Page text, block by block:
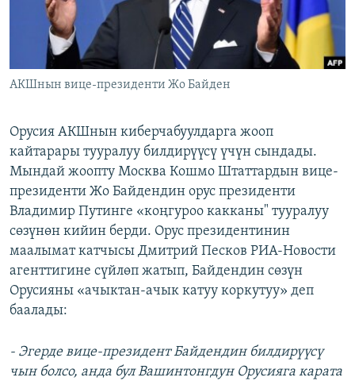
ЫҢГАЙСЫЗ СУРООЛОР
ЭЕ/АРнун бардык сайттары
АКШнын вице-президенти Жо Байден
Орусия АКШнын киберчабуулдарга жооп
кайтарары тууралуу билдирүүсү үчүн сындады.
Мындай жоопту Москва Кошмо Штаттардын вице-
президенти Жо Байдендин орус президенти
Владимир Путинге «коңгуроо какканы" тууралуу
сөзүнөн кийин берди. Орус президентинин
маалымат катчысы Дмитрий Песков РИА-Новости
агенттигине сүйлөп жатып, Байдендин сөзүн
Орусияны «ачыктан-ачык катуу коркутуу» деп
баалады:
- Эгерде вице-президент Байдендин билдирүүсү
чын болсо, анда бул Вашинтонгдун Орусияга карата